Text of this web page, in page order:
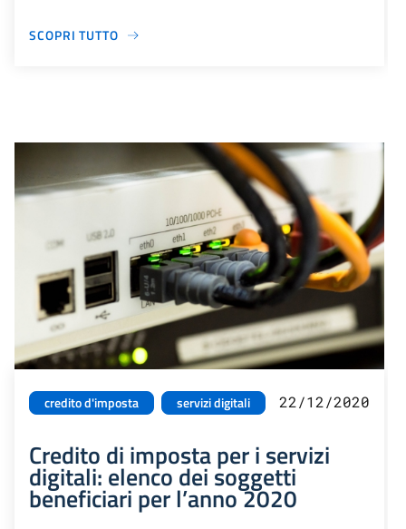
SCOPRI TUTTO
credito d'imposta servizi digitali 22/12/2020
Credito di imposta per i servizi
digitali: elenco dei soggetti
beneficiari per l’anno 2020